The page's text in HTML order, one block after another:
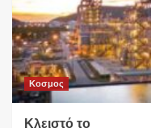
Κοσμος
Κλειστό το